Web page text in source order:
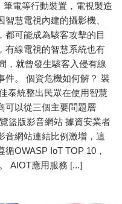
電等行動裝置，電視製造
慧電視內建的攝影機、
都可能成為駭客攻擊的目
有線電視的智慧系統也有
，就曾發生駭客入侵有線
件。 個資危機如何解？ 裝
泰統整出民眾在使用智慧
可以從三個主要問題層
盜版影音網站 據資安業者
音網站連結比例激增，這
OWASP IoT TOP 10，
AIOT應用服務 [...]